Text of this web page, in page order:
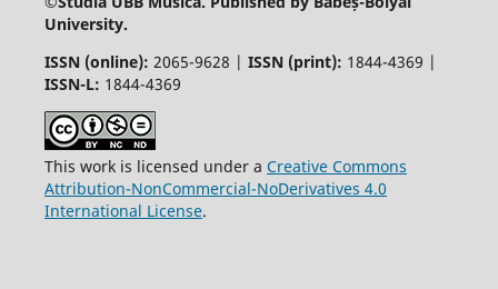
University.
ISSN (online): 2065-9628 | ISSN (print): 1844-4369 |
ISSN-L: 1844-4369
This work is licensed under a Creative Commons
Attribution-NonCommercial-NoDerivatives 4.0
International License.